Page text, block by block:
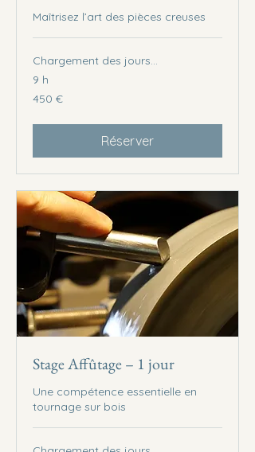
Maîtrisez l’art des pièces creuses
Chargement des jours...
9 h
euros
450 €
Réserver
Stage Affûtage – 1 jour
Une compétence essentielle en
tournage sur bois